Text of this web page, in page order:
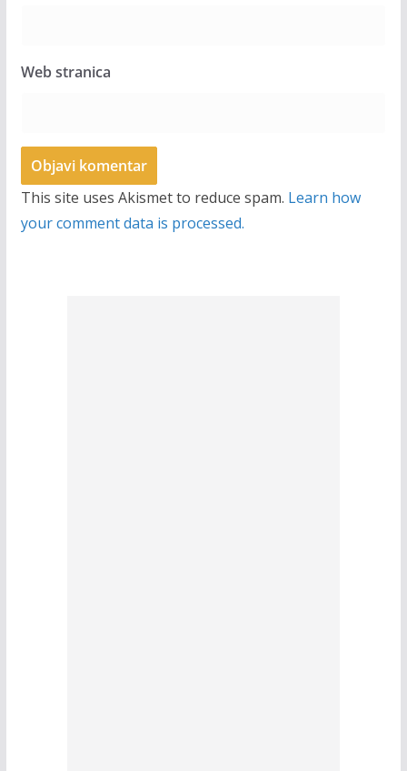
Web stranica
This site uses Akismet to reduce spam. Learn how
your comment data is processed.